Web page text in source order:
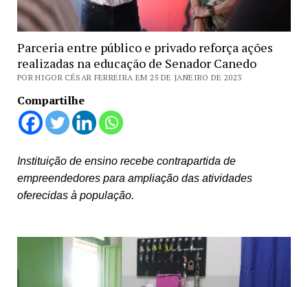
Parceria entre público e privado reforça ações
realizadas na educação de Senador Canedo
POR HIGOR CÉSAR FERREIRA EM 25 DE JANEIRO DE 2023
Compartilhe
Instituição de ensino recebe contrapartida de
empreendedores para ampliação das atividades
oferecidas à população.